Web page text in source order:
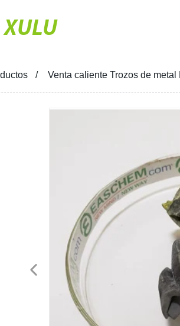
XULU
Venta caliente Trozos de